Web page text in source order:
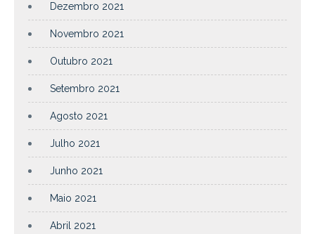
Dezembro 2021
Novembro 2021
Outubro 2021
Setembro 2021
Agosto 2021
Julho 2021
Junho 2021
Maio 2021
Abril 2021